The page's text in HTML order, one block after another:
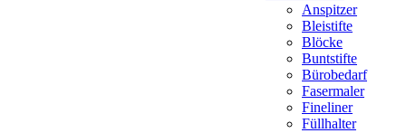
Anspitzer
Bleistifte
Blöcke
Buntstifte
Bürobedarf
Fasermaler
Fineliner
Füllhalter